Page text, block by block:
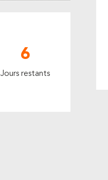
6
Jours restants